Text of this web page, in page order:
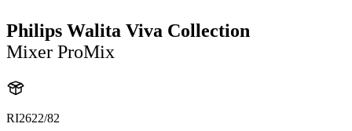
Philips Walita Viva Collection
Mixer ProMix
RI2622/82